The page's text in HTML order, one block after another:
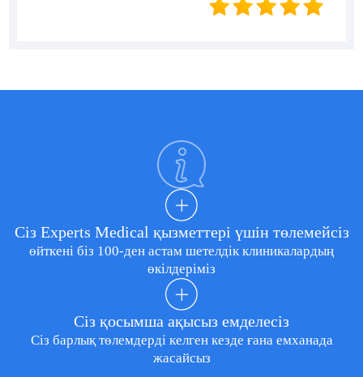
Сіз Experts Medical қызметтері үшін төлемейсіз
өйткені біз 100-ден астам шетелдік клиникалардың
өкілдеріміз
Сіз қосымша ақысыз емделесіз
Сіз барлық төлемдерді келген кезде ғана емханада
жасайсыз